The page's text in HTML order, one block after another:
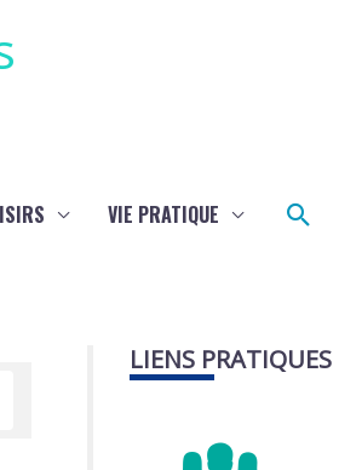
VIE PRATIQUE
LIENS PRATIQUES